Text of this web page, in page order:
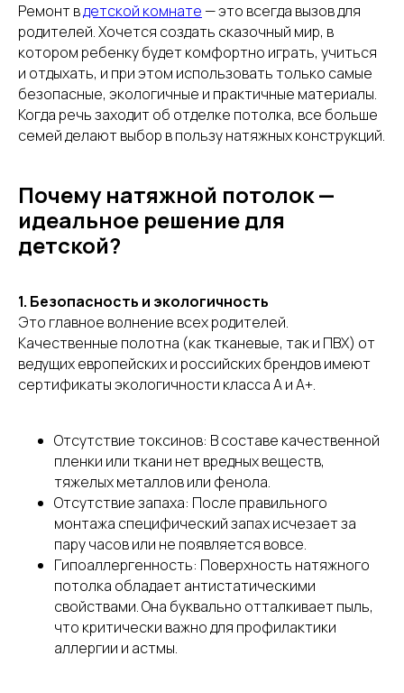
Ремонт вдетской комнате — это всегда вызов для
родителей. Хочется создать сказочный мир, в
котором ребенку будет комфортно играть, учиться
и отдыхать, и при этом использовать только самые
безопасные, экологичные и практичные материалы.
Когда речь заходит об отделке потолка, все больше
семей делают выбор в пользу натяжных конструкций.
Почему натяжной потолок —
идеальное решение для
детской?
1. Безопасность и экологичность
Это главное волнение всех родителей.
Качественные полотна (как тканевые, так и ПВХ) от
ведущих европейских и российских брендов имеют
сертификаты экологичности класса А и А+.
Отсутствие токсинов: В составе качественной
пленки или ткани нет вредных веществ,
тяжелых металлов или фенола.
Отсутствие запаха: После правильного
монтажа специфический запах исчезает за
пару часов или не появляется вовсе.
Гипоаллергенность: Поверхность натяжного
потолка обладает антистатическими
свойствами. Она буквально отталкивает пыль,
что критически важно для профилактики
аллергии и астмы.